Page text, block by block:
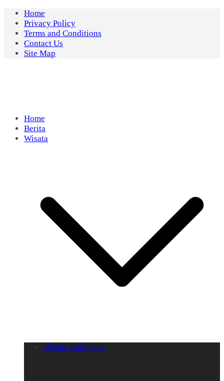
Skip
content
Home
Privacy Policy
Terms and Conditions
Contact Us
Site Map
Home
Berita
Wisata
Wisata Indonesia